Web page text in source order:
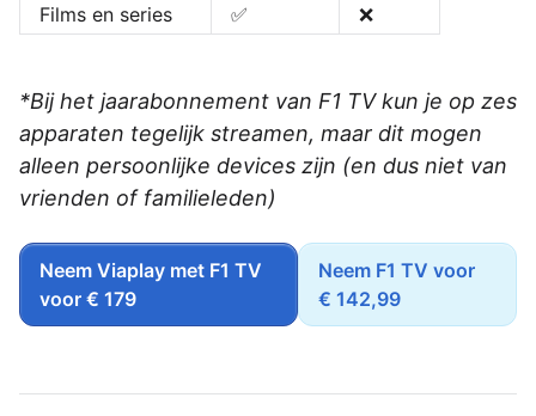
Films en series ✅ ❌
*Bij het jaarabonnement van F1 TV kun je op zes
apparaten tegelijk streamen, maar dit mogen
alleen persoonlijke devices zijn (en dus niet van
vrienden of familieleden)
Neem Viaplay met F1 TV
voor € 179
Neem F1 TV voor
€ 142,99